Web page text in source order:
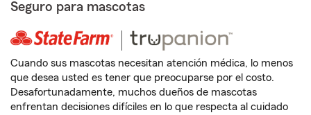
Seguro para mascotas
Cuando sus mascotas necesitan atención médica, lo menos
que desea usted es tener que preocuparse por el costo.
Desafortunadamente, muchos dueños de mascotas
enfrentan decisiones difíciles en lo que respecta al cuidado